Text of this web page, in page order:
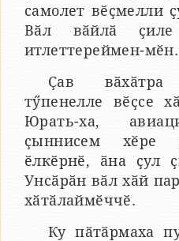
самолет вӗҫмелли
Вӑл вӑйлӑ
итлеттереймен-мӗн.
Ҫав
тӳпенелле вӗҫсе
Юрать-ха,
ҫыннисем хӗре
ӗлкӗрнӗ, ӑна ҫул
Унсӑрӑн вӑл хӑй
хӑтӑлаймӗччӗ.
Ку пӑтӑрмаха